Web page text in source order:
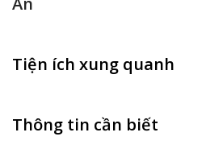
Tiện ích xung quanh
Thông tin cần biết